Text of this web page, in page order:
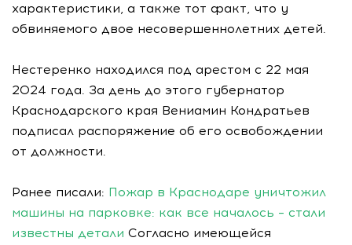
характеристики, а также тот факт, что у
обвиняемого двое несовершеннолетних детей.
Нестеренко находился под арестом с 22 мая
2024 года. За день до этого губернатор
Краснодарского края Вениамин Кондратьев
подписал распоряжение об его освобождении
от должности.
Ранее писали: Пожар в Краснодаре уничтожил
машины на парковке: как все началось – стали
известны детали Согласно имеющейся